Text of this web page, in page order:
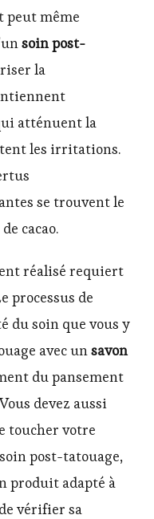
peut même
soin post-
la
atténuent la
les irritations.
se trouvent le
cacao.
réalisé requiert
processus de
du soin que vous y
avec unsavon
du pansement
devez aussi
toucher votre
post-tatouage,
produit adapté à
vérifier sa